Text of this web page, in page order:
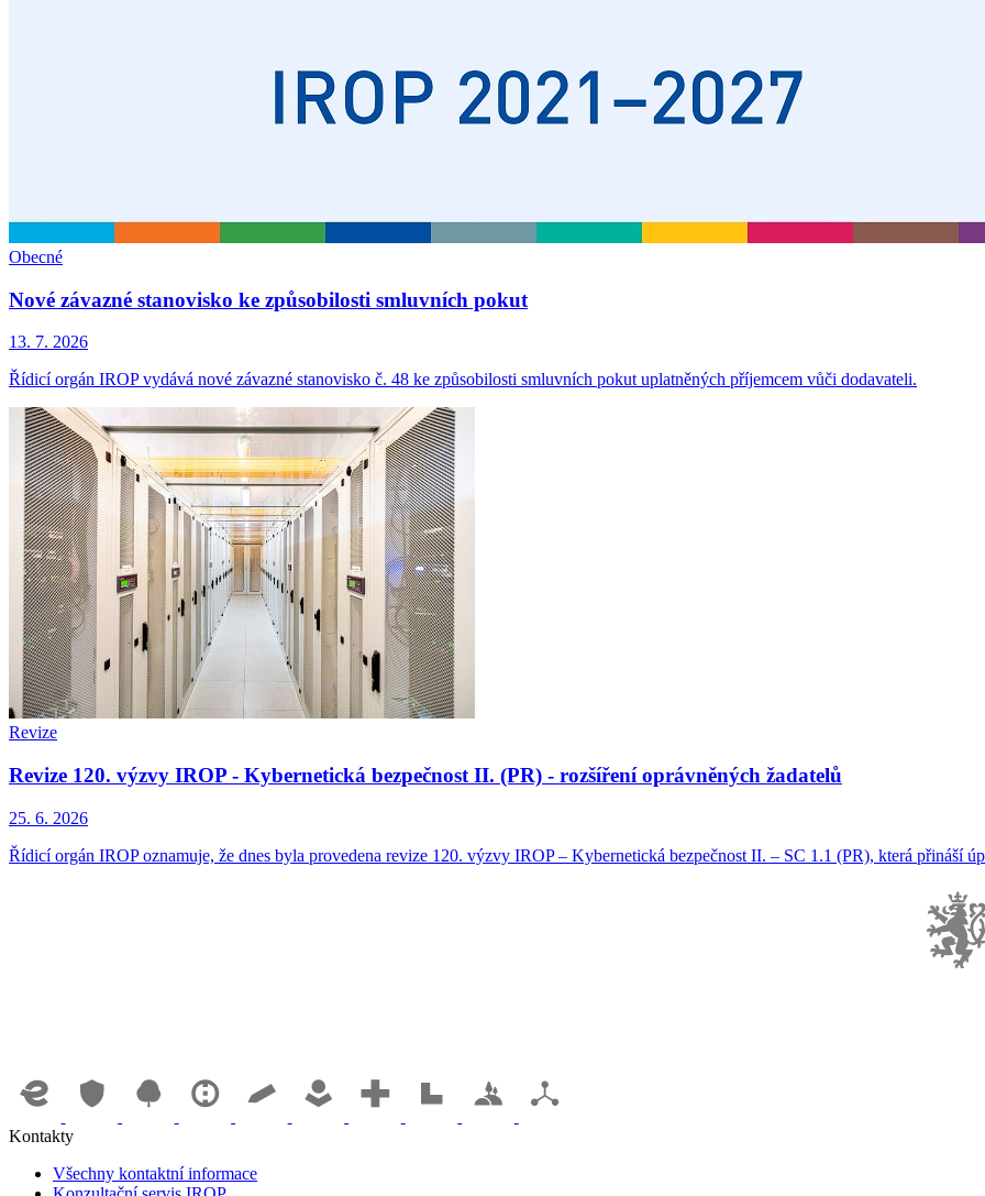
Obecné
Nové závazné stanovisko ke způsobilosti smluvních pokut
13. 7. 2026
Řídicí orgán IROP vydává nové závazné stanovisko č. 48 ke způsobilosti smluvních pokut uplatněných příjemcem vůči dodavateli.
Revize
Revize 120. výzvy IROP - Kybernetická bezpečnost II. (PR) - rozšíření oprávněných žadatelů
25. 6. 2026
Řídicí orgán IROP oznamuje, že dnes byla provedena revize 120. výzvy IROP – Kybernetická bezpečnost II. – SC 1.1 (PR), která přináší
Kontakty
Všechny kontaktní informace